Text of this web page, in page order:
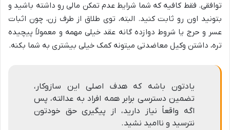
توافقی. فقط کافیه که شما شرایط عدم تمکن مالی رو داشته باشید و
بتونید اون رو ثابت کنید. البته، توی طلاق از طرف زن، چون اثبات
عسر و حرج یا شروط دوازده گانه عقد خیلی مهمه و معمولاً پیچیده
تره، داشتن وکیل معاضدتی میتونه کمک خیلی بیشتری به شما بکنه.
یادتون باشه که هدف اصلی این سازوکار،
تضمین دسترسی برابر همه افراد به عدالته، پس
اگه واقعاً نیاز دارید، از پیگیری حق خودتون
نترسید و ناامید نشید.